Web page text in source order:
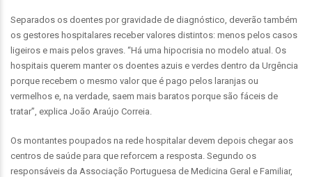
Separados os doentes por gravidade de diagnóstico, deverão também
os gestores hospitalares receber valores distintos: menos pelos casos
ligeiros e mais pelos graves. “Há uma hipocrisia no modelo atual. Os
hospitais querem manter os doentes azuis e verdes dentro da Urgência
porque recebem o mesmo valor que é pago pelos laranjas ou
vermelhos e, na verdade, saem mais baratos porque são fáceis de
tratar”, explica João Araújo Correia.
Os montantes poupados na rede hospitalar devem depois chegar aos
centros de saúde para que reforcem a resposta. Segundo os
responsáveis da Associação Portuguesa de Medicina Geral e Familiar,